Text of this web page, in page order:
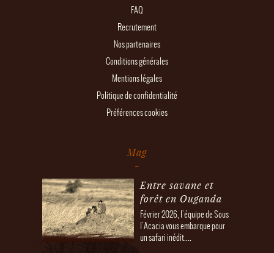
FAQ
Recrutement
Nos partenaires
Conditions générales
Mentions légales
Politique de confidentialité
Préférences cookies
Mag
Entre savane et
forêt en Ouganda
Février 2026, l'équipe de Sous
l'Acacia vous embarque pour
un safari inédit....